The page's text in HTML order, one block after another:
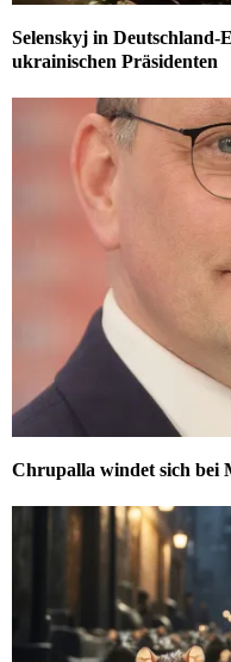
Selenskyj in
ukrainischen Präsidenten
Chrupalla windet sich bei